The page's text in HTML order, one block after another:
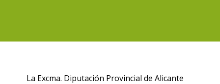
La Excma. Diputación Provincial de Alicante